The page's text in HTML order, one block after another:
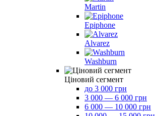
Martin
Epiphone
Alvarez
Washburn
Ціновий сегмент
до 3 000 грн
3 000 — 6 000 грн
6 000 — 10 000 грн